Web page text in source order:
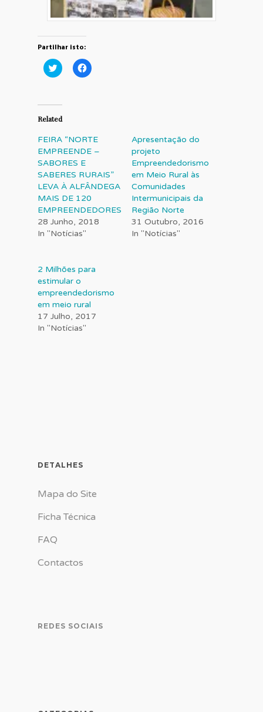
Partilhar isto:
Click
to
(Opens
new
Click
to
Related
FEIRA “NORTE
EMPREENDE –
SABORES E
SABERES RURAIS”
LEVA À ALFÂNDEGA
MAIS DE 120
EMPREENDEDORES
28 Junho, 2018
In "Notícias"
Apresentação do
projeto
Empreendedorismo
em Meio Rural às
Comunidades
Intermunicipais da
Região Norte
31 Outubro, 2016
In "Notícias"
2 Milhões para
estimular o
empreendedorismo
em meio rural
17 Julho, 2017
In "Notícias"
DETALHES
Mapa do Site
Ficha Técnica
FAQ
Contactos
REDES SOCIAIS